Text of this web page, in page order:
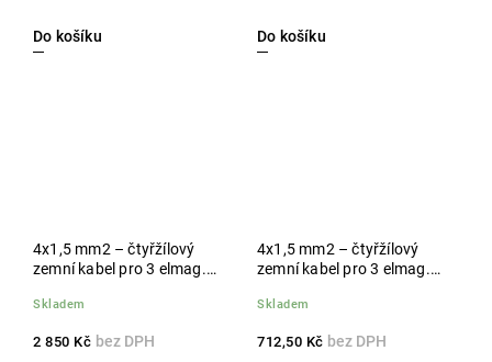
Do košíku Do košíku
4x1,5 mm2 – čtyřžílový
zemní kabel pro 3 elmag.
Skladem
2 850 Kč
4x1,5 mm2 – čtyřžílový
zemní kabel pro 3 elmag.
Skladem
712,50 Kč